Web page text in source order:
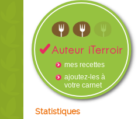
mes recettes
ajoutez-les à
votre carnet
Statistiques